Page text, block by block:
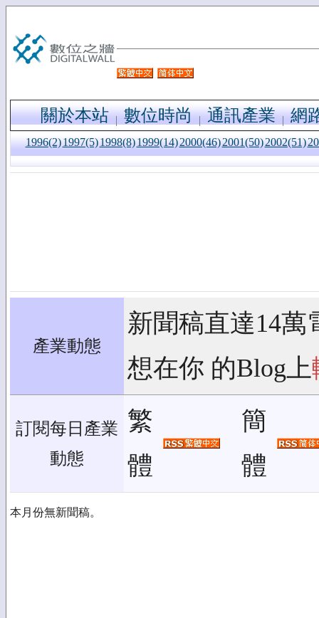
關於本站 數位時尚 通訊產業 網
1996(2)1997(5)1998(8)1999(14)2000(46)2001(50)2002(51)
產業動態
新聞稿直達14萬
想在你 的Blog上
訂閱每日產業
動態
繁
體
簡
體
本月份無新聞稿。